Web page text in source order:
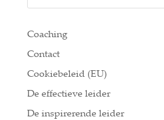
Coaching
Contact
Cookiebeleid (EU)
De effectieve leider
De inspirerende leider